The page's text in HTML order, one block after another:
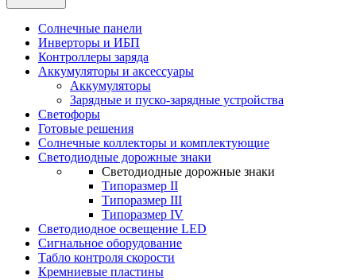
Солнечные панели
Инверторы и ИБП
Контроллеры заряда
Аккумуляторы и аксессуары
Аккумуляторы
Зарядные и пуско-зарядные устройства
Светофоры
Готовые решения
Солнечные коллекторы и комплектующие
Светодиодные дорожные знаки
Светодиодные дорожные знаки
Типоразмер II
Типоразмер III
Типоразмер IV
Светодиодное освещение LED
Сигнальное оборудование
Табло контроля скорости
Кремниевые пластины